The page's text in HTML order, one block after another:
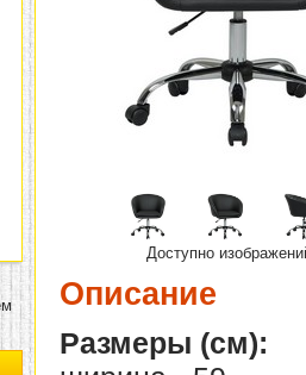
Доступно
Описание
Размеры (см):